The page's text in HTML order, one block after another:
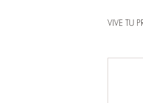
VIVE TU